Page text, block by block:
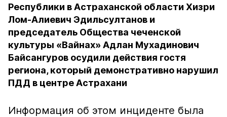
Республики в Астраханской области Хизри
Лом-Алиевич Эдильсултанов и
председатель Общества чеченской
культуры «Вайнах» Адлан Мухадинович
Байсангуров осудили действия гостя
региона, который демонстративно нарушил
ПДД в центре Астрахани
Информация об этом инциденте была